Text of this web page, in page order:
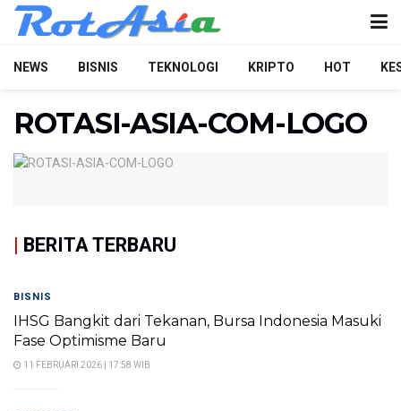
NEWS BISNIS TEKNOLOGI KRIPTO HOT
ROTASI-ASIA-COM-LOGO
| BERITA TERBARU
BISNIS
IHSG Bangkit dari Tekanan, Bursa Indonesia Masuki
Fase Optimisme Baru
11 FEBRUARI 2026 | 17:58 WIB